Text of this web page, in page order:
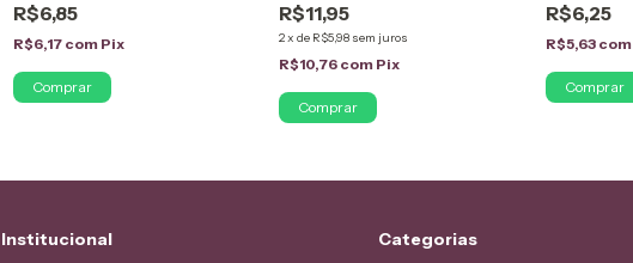
R$6,85
R$6,17 com Pix
R$11,95
2xde R$5,98 sem juros
R$10,76 com Pix
R$6,25
R$5,63 com
Institucional Categorias